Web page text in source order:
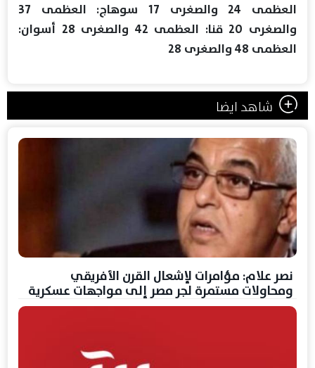
العظمى 24 والصغرى 17 سوهاج: العظمى 37
والصغرى 20 قنا: العظمى 42 والصغرى 28 أسوان:
العظمى 48 والصغرى 28
شاهد ايضا
نصر علام: مؤامرات لإشعال القرن الأفريقي
ومحاولات مستمرة لجر مصر إلى مواجهات عسكرية